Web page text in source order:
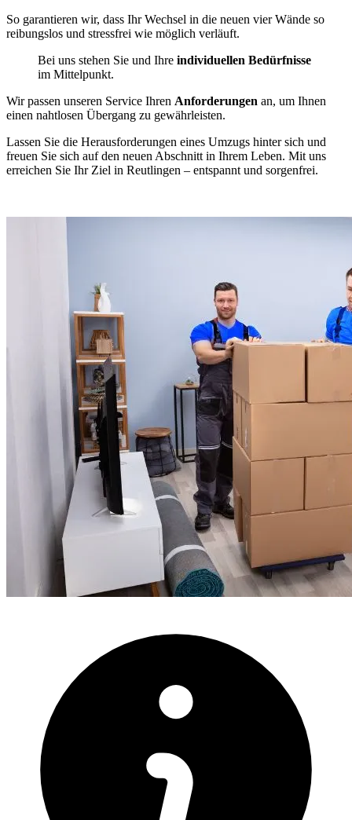
So garantieren wir, dass Ihr Wechsel in die neuen vier Wände so
reibungslos und stressfrei wie möglich verläuft.
Bei uns stehen Sie und Ihre individuellen Bedürfnisse
im Mittelpunkt.
Wir passen unseren Service Ihren Anforderungen an, um Ihnen
einen nahtlosen Übergang zu gewährleisten.
Lassen Sie die Herausforderungen eines Umzugs hinter sich und
freuen Sie sich auf den neuen Abschnitt in Ihrem Leben. Mit uns
erreichen Sie Ihr Ziel in Reutlingen – entspannt und sorgenfrei.